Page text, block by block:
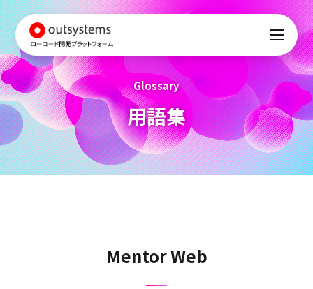
Glossary
用語集
Mentor Web